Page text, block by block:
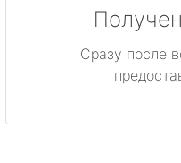
Сразу после